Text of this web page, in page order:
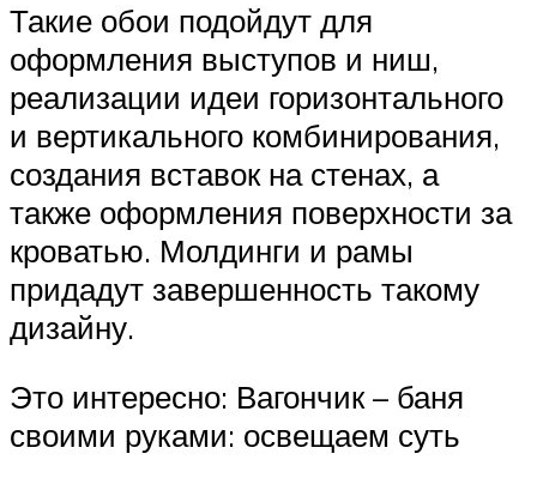
Такие обои подойдут для
оформления выступов и ниш,
реализации идеи горизонтального
и вертикального комбинирования,
создания вставок на стенах, а
также оформления поверхности за
кроватью. Молдинги и рамы
придадут завершенность такому
дизайну.
Это интересно: Вагончик – баня
своими руками: освещаем суть